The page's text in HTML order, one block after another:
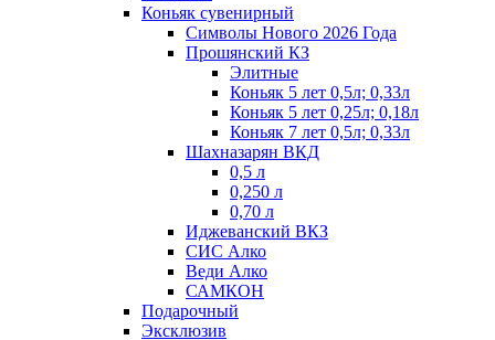
Коньяк сувенирный
Символы Нового 2026 Года
Прошянский КЗ
Элитные
Коньяк 5 лет 0,5л; 0,33л
Коньяк 5 лет 0,25л; 0,18л
Коньяк 7 лет 0,5л; 0,33л
Шахназарян ВКД
0,5 л
0,250 л
0,70 л
Иджеванский ВКЗ
СИС Алко
Веди Алко
САМКОН
Подарочный
Эксклюзив